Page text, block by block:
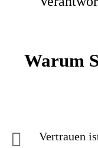
Warum
Vertrauen